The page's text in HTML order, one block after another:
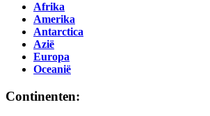
Afrika
Amerika
Antarctica
Azië
Europa
Oceanië
Continenten: